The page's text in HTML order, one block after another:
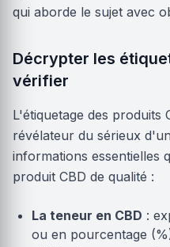
qui aborde le sujet avec
Décrypter les
vérifier
L'étiquetage des produits
révélateur du sérieux
informations essentielles
produit CBD de qualité :
La teneur en CBD :
ou en pourcentage